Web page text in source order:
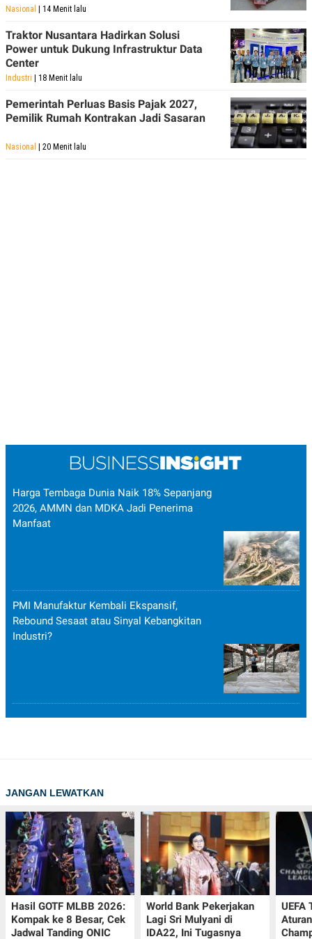
RT
S
I
N
G
K
M
E
A
Nasional | 14 Menit lalu
Traktor Nusantara Hadirkan Solusi
Power untuk Dukung Infrastruktur Data
Center
Industri | 18 Menit lalu
Pemerintah Perluas Basis Pajak 2027,
Pemilik Rumah Kontrakan Jadi Sasaran
Nasional | 20 Menit lalu
Harga Tembaga Dunia Naik 18% Sepanjang
2026, AMMN dan MDKA Jadi Penerima
Manfaat
PMI Manufaktur Kembali Ekspansif,
Rebound Sesaat atau Sinyal Kebangkitan
Industri?
JANGAN LEWATKAN
Hasil GOTF MLBB 2026:
Kompak ke 8 Besar, Cek
Jadwal Tanding ONIC
World Bank Pekerjakan
Lagi Sri Mulyani di
IDA22, Ini Tugasnya
UEFA